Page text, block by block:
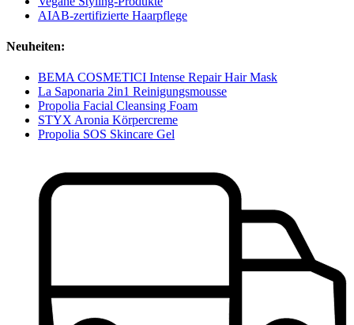
AIAB-zertifizierte Haarpflege
Neuheiten:
BEMA COSMETICI Intense Repair Hair Mask
La Saponaria 2in1 Reinigungsmousse
Propolia Facial Cleansing Foam
STYX Aronia Körpercreme
Propolia SOS Skincare Gel